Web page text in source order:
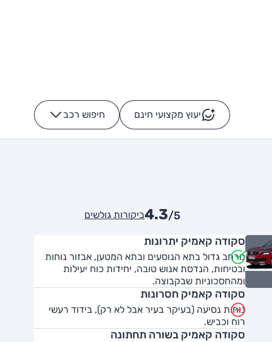
יעוץ מקצועי חינם חיפוש רכב -
4.3/5 ביקורות גולשים
סקודה קאמיק יתרונות
מרחב גדול בתא הנוסעים ובתא המטען, אבזור נוחות
ובטיחות, הנדסת אנוש טובה, יחידות כוח יעילות
ומהחסכוניות שבקבוצה.
סקודה קאמיק חסרונות
נוחות נסיעה (בעיקר בעיר אבל לא רק), בידוד רעשי
רוח וכביש.
סקודה קאמיק בשורה תחתונה